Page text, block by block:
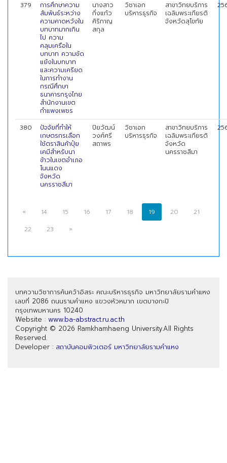
379
การศึกษาความ
สัมพันธ์ระหว่าง
ความคาดหวังใน
บทบาทมากเกิน
ไป ความ
คลุมเครือใน
บทบาท ความขัด
แย้งในบทบาท
และความเครียด
ในการทำงาน
กรณีศึกษา
ธนาคารกรุงไทย
สำนักงานเขต
กำแพงเพชร
นางสาว
กิ่งแก้ว
ศิริกาญ
สกุล
วิชาเอก
บริหารธุรกิจ
สาขาวิทยบริการ
เฉลิมพระเกียรติ
จังหวัดสุโขทัย
380
ปัจจัยที่ทำให้
เกษตรกรเลือก
ใช้ตราสินค้าปุ๋ย
เคมีสำหรับนา
ข้าวในเขตอำเภอ
โนนแดง
จังหวัด
นครราชสีมา
ปิยวัฒน์
วงศ์ศรี
สถาพร
วิชาเอก
บริหารธุรกิจ
สาขาวิทยบริการ
เฉลิมพระเกียรติ
จังหวัด
นครราชสีมา
« 14 15 16 17 18 19 20
21
22
23 »
บทความวิชาการค้นคว้าอิสระ คณะบริหารธุรกิจ มหาวิทยาลัยรามคำแหง
เลขที่ 2086 ถนนรามคำแหง แขวงหัวหมาก เขตบางกะปิ
กรุงเทพมหานคร 10240
Website : www.ba-abstract.ru.ac.th
Copyright © 2026 Ramkhamhaeng University.All Rights
Reserved.
Developer : สถาบันคอมพิวเตอร์ มหาวิทยาลัยรามคำแหง